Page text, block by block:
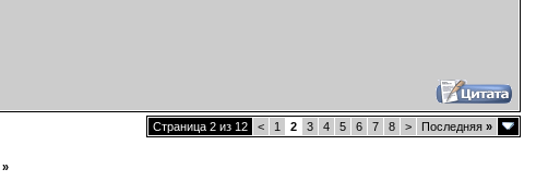
Страница 2 из 12 < 1 2 3 4 5 6 7 8 > Последняя »
»